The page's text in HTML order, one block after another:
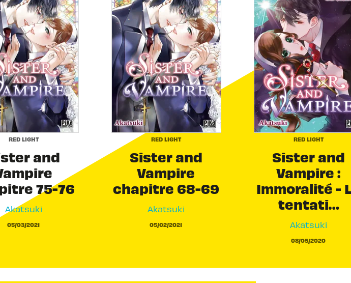
RED LIGHT
and
75-76
Akatsuki
05/03/2021
RED LIGHT
Sister and
Vampire
chapitre 68-69
Akatsuki
05/02/2021
RED LIGHT
Sister and
Vampire :
Immoralité -
tentati…
Akatsuki
08/05/2020